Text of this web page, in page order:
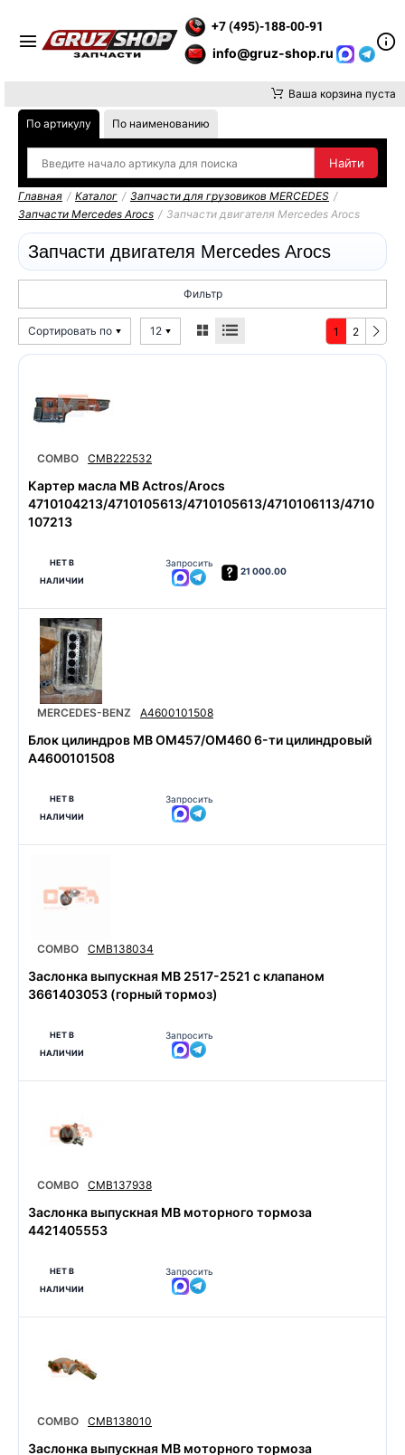
+7 (495)-188-00-91
info@gruz-shop.ru
Ваша корзина пуста
По артикулу По наименованию
Главная / Каталог / Запчасти для грузовиков MERCEDES /
Запчасти Mercedes Arocs / Запчасти двигателя Mercedes Arocs
Запчасти двигателя Mercedes Arocs
Фильтр
Сортировать по 12 1 2
COMBO CMB222532
Картер масла MB Actros/Arocs
4710104213/4710105613/4710105613/4710106113/4710
107213
НЕТ В
НАЛИЧИИ
Запросить
21 000.00
MERCEDES-BENZ A4600101508
Блок цилиндров MB OM457/OM460 6-ти цилиндровый
A4600101508
НЕТ В
НАЛИЧИИ
Запросить
COMBO CMB138034
Заслонка выпускная MB 2517-2521 с клапаном
3661403053 (горный тормоз)
НЕТ В
НАЛИЧИИ
Запросить
COMBO CMB137938
Заслонка выпускная MB моторного тормоза
4421405553
НЕТ В
НАЛИЧИИ
Запросить
COMBO CMB138010
Заслонка выпускная MB моторного тормоза